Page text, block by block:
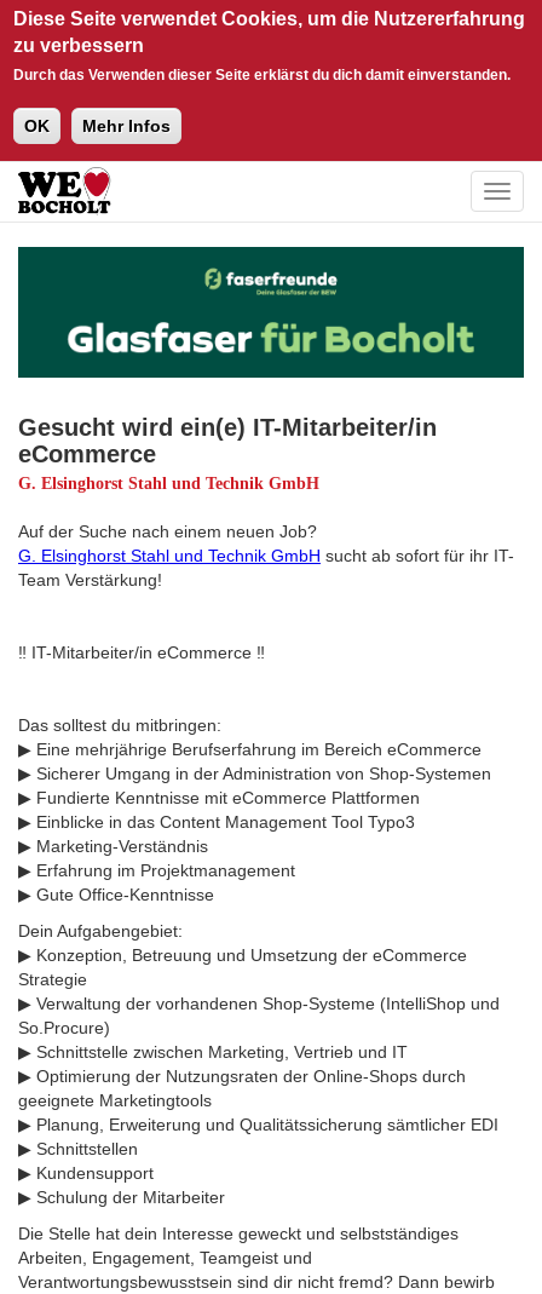
Diese Seite verwendet Cookies, um die Nutzererfahrung
zu verbessern
Durch das Verwenden dieser Seite erklärst du dich damit einverstanden.
OK Mehr Infos
Direkt zum Inhalt
Gesucht wird ein(e) IT-Mitarbeiter/in
eCommerce
G. Elsinghorst Stahl und Technik GmbH
Auf der Suche nach einem neuen Job?
G. Elsinghorst Stahl und Technik GmbH sucht ab sofort für ihr IT-
Team Verstärkung!
‼ IT-Mitarbeiter/in eCommerce ‼
Das solltest du mitbringen:
▶ Eine mehrjährige Berufserfahrung im Bereich eCommerce
▶ Sicherer Umgang in der Administration von Shop-Systemen
▶ Fundierte Kenntnisse mit eCommerce Plattformen
▶ Einblicke in das Content Management Tool Typo3
▶ Marketing-Verständnis
▶ Erfahrung im Projektmanagement
▶ Gute Office-Kenntnisse
Dein Aufgabengebiet:
▶ Konzeption, Betreuung und Umsetzung der eCommerce
Strategie
▶ Verwaltung der vorhandenen Shop-Systeme (IntelliShop und
So.Procure)
▶ Schnittstelle zwischen Marketing, Vertrieb und IT
▶ Optimierung der Nutzungsraten der Online-Shops durch
geeignete Marketingtools
▶ Planung, Erweiterung und Qualitätssicherung sämtlicher EDI
▶ Schnittstellen
▶ Kundensupport
▶ Schulung der Mitarbeiter
Die Stelle hat dein Interesse geweckt und selbstständiges
Arbeiten, Engagement, Teamgeist und
Verantwortungsbewusstsein sind dir nicht fremd? Dann bewirb